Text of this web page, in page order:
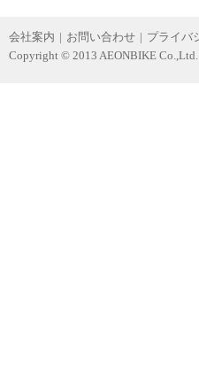
会社案内 | お問い合わせ | プライバ
Copyright © 2013 AEONBIKE